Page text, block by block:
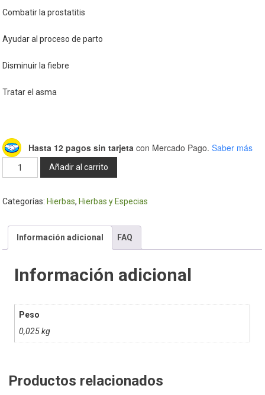
Combatir la prostatitis
Ayudar al proceso de parto
Disminuir la fiebre
Tratar el asma
Hasta 12 pagos sin tarjeta con Mercado Pago. Saber más
vira
cantidad
Añadir al carrito
Categorías: Hierbas, Hierbas y Especias
Información adicional FAQ
Información adicional
Peso
0,025 kg
Productos relacionados